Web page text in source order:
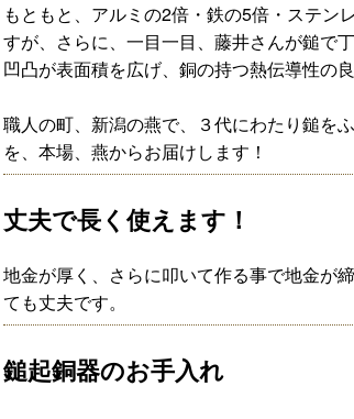
もともと、アルミの2倍・鉄の5倍・ステン
すが、さらに、一目一目、藤井さんが鎚で
凹凸が表面積を広げ、銅の持つ熱伝導性の
職人の町、新潟の燕で、３代にわたり鎚を
を、本場、燕からお届けします！
丈夫で長く使えます！
地金が厚く、さらに叩いて作る事で地金が
ても丈夫です。
鎚起銅器のお手入れ